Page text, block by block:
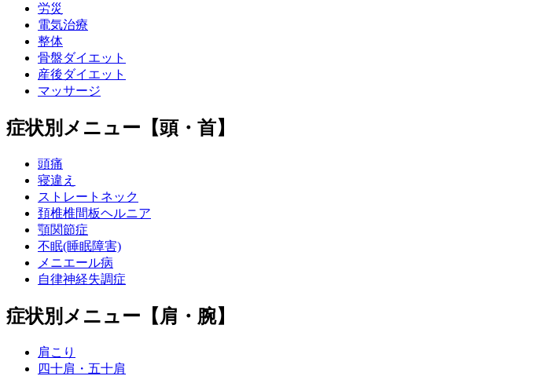
労災
電気治療
整体
骨盤ダイエット
産後ダイエット
マッサージ
症状別メニュー【頭・首】
頭痛
寝違え
ストレートネック
頚椎椎間板ヘルニア
顎関節症
不眠(睡眠障害)
メニエール病
自律神経失調症
症状別メニュー【肩・腕】
肩こり
四十肩・五十肩